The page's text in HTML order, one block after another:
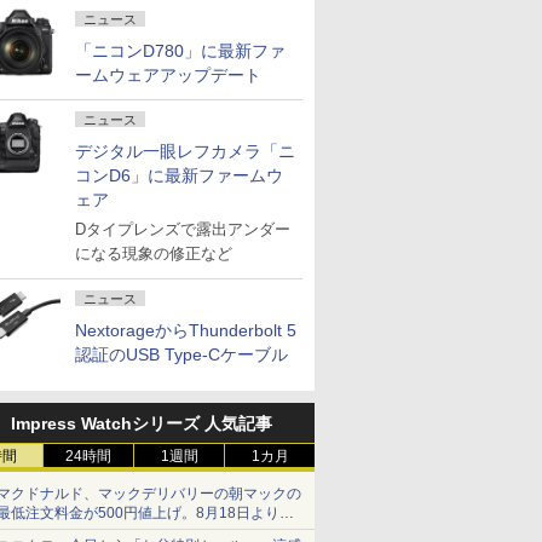
ニュース
「ニコンD780」に最新ファ
ームウェアアップデート
ニュース
デジタル一眼レフカメラ「ニ
コンD6」に最新ファームウ
ェア
Dタイプレンズで露出アンダー
になる現象の修正など
ニュース
NextorageからThunderbolt 5
認証のUSB Type-Cケーブル
Impress Watchシリーズ 人気記事
24時間 1週間 1カ月
クドナルド、マックデリバリーの朝マックの
低注文料金が500円値上げ。8月18日より
円から受付